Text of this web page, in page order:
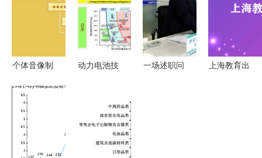
图书市集开
班级图书角
建设
小“班级最
美图书
角”评选活
动侧记
服务中心成
国好产品相
亲会”，赋
个体音像制
租店中的图
书经营策略
动力电池技
能量心脏与
报刊零售的
跨界思考
一场述职问
上海教育出